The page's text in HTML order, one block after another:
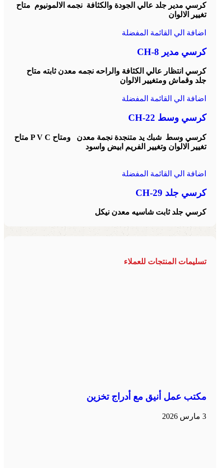
كرسي مدير جلد عالي الجودة والكثافة نجمه الالمونيوم متاح
تغيير الالوان
اضافة الي القائمة المفضلة
كرسي مدير CH-8
كرسي انتظار عالي الكثافة والراحه نجمه معدن ثابته متاح
جلد وقماش ومتغيير الالوان
اضافة الي القائمة المفضلة
كرسي وسط CH-22
كرسي وسط شبك يد متنجدة نجمة معدن ومتاح P V C متاح
تغيير الالوان وتغيير الفريم ابيض واسود
اضافة الي القائمة المفضلة
كرسي جلد CH-29
كرسي جلد ثابت شاسيه معدن نيكل
تسليمات المنتجات للعملاء
مكتب عمل أنيق مع أدراج تخزين
3 مارس 2026